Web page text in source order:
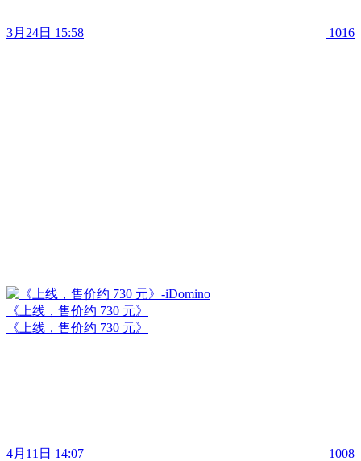
3月24日 15:58 1016
《上线，售价约 730 元》
《上线，售价约 730 元》
4月11日 14:07 1008